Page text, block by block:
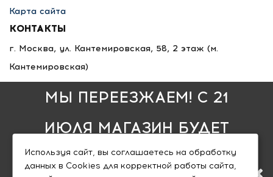
МЫ ПЕРЕЕЗЖАЕМ! С 21
ИЮЛЯ МАГАЗИН БУДЕТ
РАБОТАТЬ ПО НОВОМУ
Карта сайта
КОНТАКТЫ
г. Москва, ул. Кантемировская, 58, 2 этаж (м.
Кантемировская)
8 495 789-36-25
8 800 333-68-35
info@nlfsk.ru
сб - вс: 10:00 — 18:00
Используя сайт, вы соглашаетесь на обработку
данных в Cookies для корректной работы сайта,